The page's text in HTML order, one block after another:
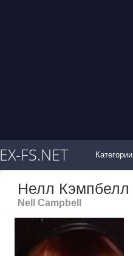
EX-FS.NET Категории
Нелл Кэмпбелл
Nell Campbell